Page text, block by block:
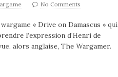
No Comments
« Drive on Damascus » qui
l’expression d’Henri de
alors anglaise, The Wargamer.